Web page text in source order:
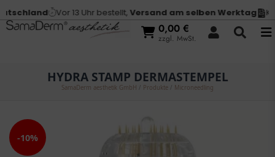
Vor 13 Uhr bestellt,Versand am selben Werktag
0,00 €
zzgl. MwSt.
HYDRA STAMP DERMASTEMPEL
SamaDerm aesthetik GmbH Produkte Microneedling
-10%